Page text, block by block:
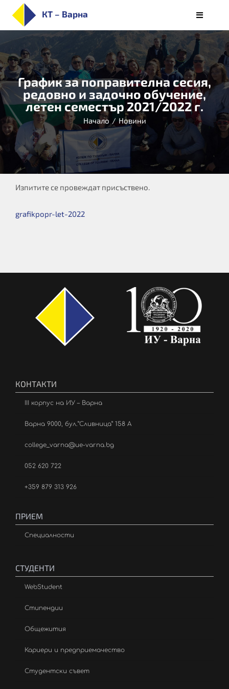
content
КТ – Варна
Toggle
НАЧАЛО
ЗА КОЛЕЖА
ПРИЕМ
СПЕЦИАЛНОСТИ
СТУДЕНТИ
ОБУЧЕНИЕ
КАРИЕРИ
АЛУМНИ/РЕАЛИЗАЦИЯ
БЮЛЕТИН
График за поправителна сесия,
редовно и задочно обучение,
летен семестър 2021/2022 г.
Начало / Новини
Изпитите се провеждат присъствено.
grafikpopr-let-2022
КОНТАКТИ
III корпус на ИУ – Варна
Варна 9000, бул.”Сливница” 158 А
college_varna@ue-varna.bg
052 620 722
+359 879 313 926
ПРИЕМ
Специалности
СТУДЕНТИ
WebStudent
Стипендии
Общежития
Кариери и предприемачество
Студентски съвет